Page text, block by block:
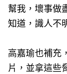
幫我，壞事做
知道，識人不
高嘉瑜也補充
片，並拿這些